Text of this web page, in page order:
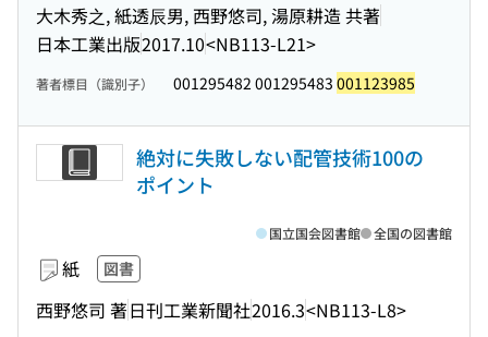
大木秀之, 紙透辰男, 西野悠司, 湯原耕造 共著
日本工業出版2017.10<NB113-L21>
著者標目（識別子） 001295482 001295483 001123985
絶対に失敗しない配管技術100の
ポイント
紙 図書
西野悠司 著日刊工業新聞社2016.3<NB113-L8>
国立国会図書館 全国の図書館